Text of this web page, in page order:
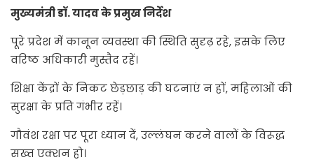
मुख्यमंत्री डॉ. यादव के प्रमुख निर्देश
पूरे प्रदेश में कानून व्यवस्था की स्थिति सुदृढ़ रहे, इसके लिए
वरिष्ठ अधिकारी मुस्तैद रहें।
शिक्षा केंद्रों के निकट छेड़छाड़ की घटनाएं न हों, महिलाओं की
सुरक्षा के प्रति गंभीर रहें।
गौवंश रक्षा पर पूरा ध्यान दें, उल्लंघन करने वालों के विरूद्ध
सख्त एक्शन हो।